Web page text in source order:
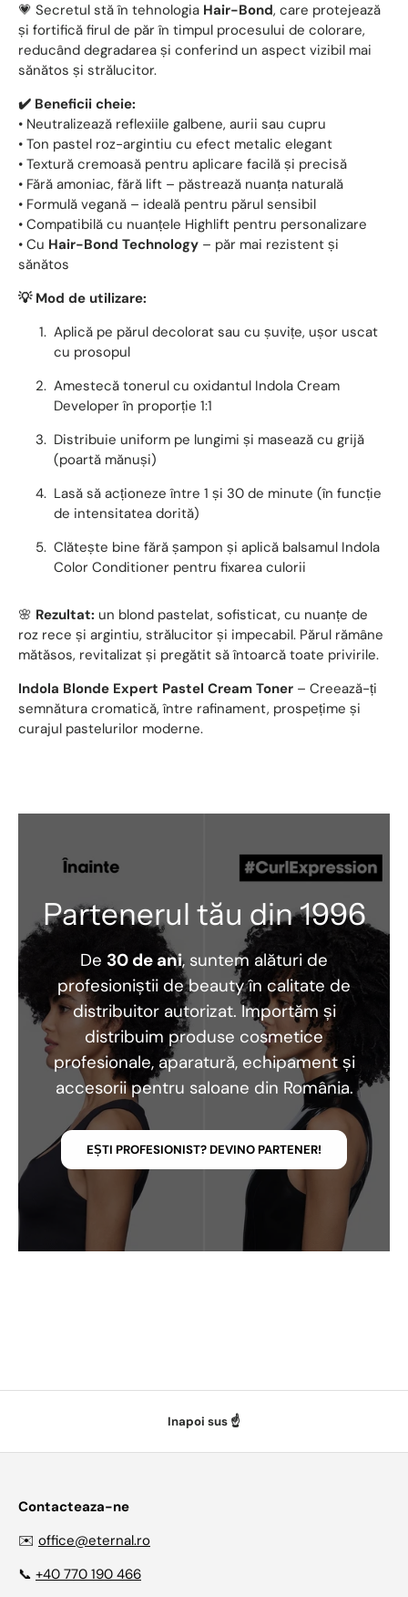
💗 Secretul stă în tehnologia Hair-Bond, care protejează
și fortifică firul de păr în timpul procesului de colorare,
reducând degradarea și conferind un aspect vizibil mai
sănătos și strălucitor.
✔️ Beneficii cheie:
• Neutralizează reflexiile galbene, aurii sau cupru
• Ton pastel roz-argintiu cu efect metalic elegant
• Textură cremoasă pentru aplicare facilă și precisă
• Fără amoniac, fără lift – păstrează nuanța naturală
• Formulă vegană – ideală pentru părul sensibil
• Compatibilă cu nuanțele Highlift pentru personalizare
• Cu Hair-Bond Technology – păr mai rezistent și
sănătos
💡 Mod de utilizare:
Aplică pe părul decolorat sau cu șuvițe, ușor uscat
cu prosopul
Amestecă tonerul cu oxidantul Indola Cream
Developer în proporție 1:1
Distribuie uniform pe lungimi și masează cu grijă
(poartă mănuși)
Lasă să acționeze între 1 și 30 de minute (în funcție
de intensitatea dorită)
Clătește bine fără șampon și aplică balsamul Indola
Color Conditioner pentru fixarea culorii
🌸 Rezultat: un blond pastelat, sofisticat, cu nuanțe de
roz rece și argintiu, strălucitor și impecabil. Părul rămâne
mătăsos, revitalizat și pregătit să întoarcă toate privirile.
Indola Blonde Expert Pastel Cream Toner – Creează-ți
semnătura cromatică, între rafinament, prospețime și
curajul pastelurilor moderne.
Partenerul tău din 1996
De 30 de ani, suntem alături de
profesioniștii de beauty în calitate de
distribuitor autorizat. Importăm și
distribuim produse cosmetice
profesionale, aparatură, echipament și
accesorii pentru saloane din România.
EȘTI PROFESIONIST? DEVINO PARTENER!
Inapoi sus ☝️
Contacteaza-ne
✉️ office@eternal.ro
📞 +40 770 190 466